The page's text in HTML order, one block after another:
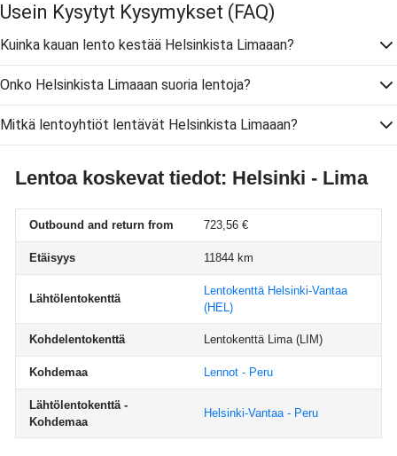
Usein Kysytyt Kysymykset (FAQ)
Kuinka kauan lento kestää Helsinkista Limaaan?
Onko Helsinkista Limaaan suoria lentoja?
Mitkä lentoyhtiöt lentävät Helsinkista Limaaan?
Lentoa koskevat tiedot: Helsinki - Lima
Outbound and return from 723,56 €
Etäisyys 11844 km
Lähtölentokenttä
Lentokenttä Helsinki-Vantaa
(HEL)
Kohdelentokenttä Lentokenttä Lima(LIM)
Kohdemaa Lennot - Peru
Lähtölentokenttä -
Kohdemaa
Helsinki-Vantaa - Peru